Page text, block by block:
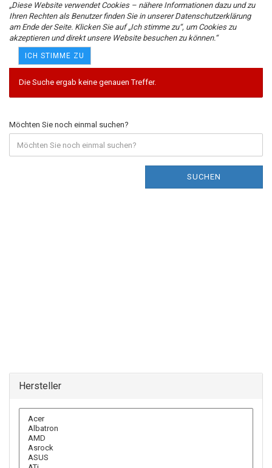
„Diese Website verwendet Cookies – nähere Informationen dazu und zu
Ihren Rechten als Benutzer finden Sie in unserer Datenschutzerklärung
am Ende der Seite. Klicken Sie auf „Ich stimme zu“, um Cookies zu
akzeptieren und direkt unsere Website besuchen zu können.“
ICH STIMME ZU
Erweiterte Suche
Die Suche ergab keine genauen Treffer.
Möchten Sie noch einmal suchen?
SUCHEN
Hersteller